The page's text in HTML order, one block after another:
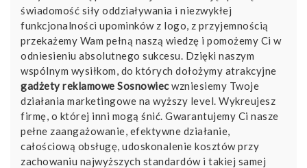
świadomość siły oddziaływania i niezwykłej
funkcjonalności upominków z logo, z przyjemnością
przekażemy Wam pełną naszą wiedzę i pomożemy Ci w
odniesieniu absolutnego sukcesu. Dzięki naszym
wspólnym wysiłkom, do których dołożymy atrakcyjne
gadżety reklamowe Sosnowiecwzniesiemy Twoje
działania marketingowe na wyższy level. Wykreujesz
firmę, o której inni mogą śnić. Gwarantujemy Ci nasze
pełne zaangażowanie, efektywne działanie,
całościową obsługę, udoskonalenie kosztów przy
zachowaniu najwyższych standardów i takiej samej